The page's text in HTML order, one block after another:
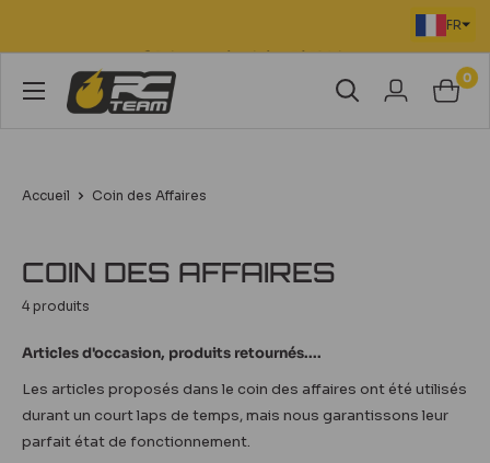
💳 Paiement sécurisé en 3 à 12 fois
FR
RC
Team
0
Accueil Coin des Affaires
COIN DES AFFAIRES
4 produits
Articles d'occasion, produits retournés....
Les articles proposés dans le coin des affaires ont été utilisés
durant un court laps de temps, mais nous garantissons leur
parfait état de fonctionnement.